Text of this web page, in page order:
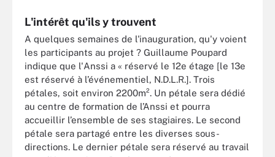
L'intérêt qu'ils y trouvent
A quelques semaines de l'inauguration, qu'y voient
les participants au projet ? Guillaume Poupard
indique que l'Anssi a « réservé le 12e étage [le 13e
est réservé à l’événementiel, N.D.L.R.]. Trois
pétales, soit environ 2200m². Un pétale sera dédié
au centre de formation de l’Anssi et pourra
accueillir l’ensemble de ses stagiaires. Le second
pétale sera partagé entre les diverses sous-
directions. Le dernier pétale sera réservé au travail